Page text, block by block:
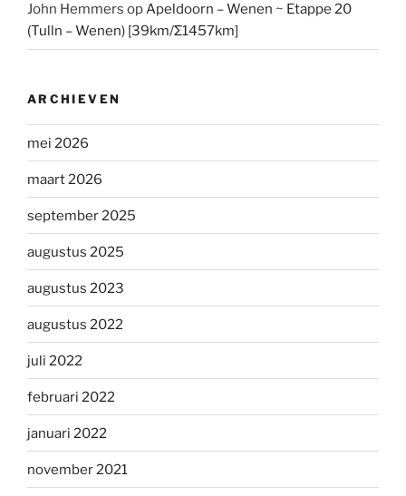
John Hemmers opApeldoorn – Wenen ~ Etappe 20
(Tulln – Wenen) [39km/Σ1457km]
ARCHIEVEN
mei 2026
maart 2026
september 2025
augustus 2025
augustus 2023
augustus 2022
juli 2022
februari 2022
januari 2022
november 2021